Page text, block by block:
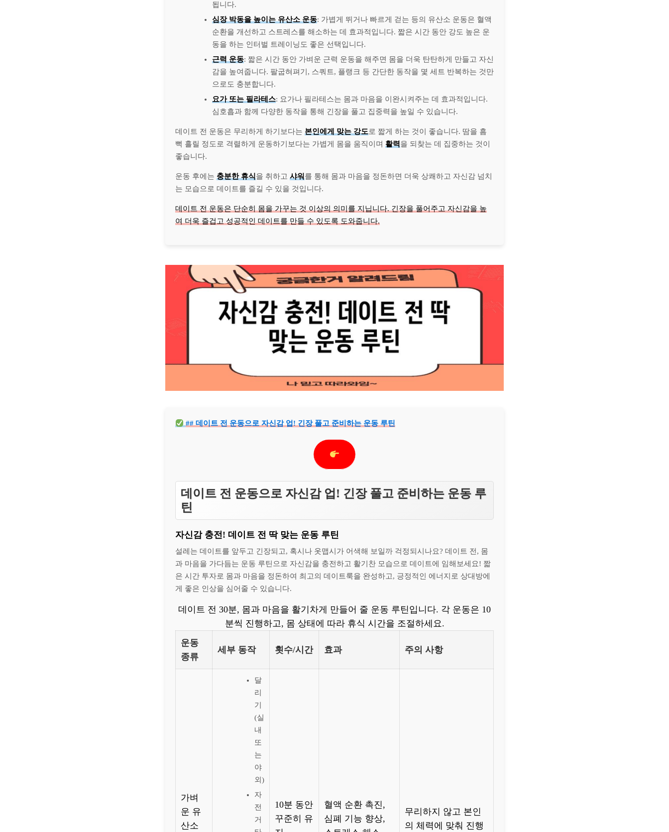
됩니다.
심장 박동을 높이는 유산소 운동: 가볍게 뛰거나 빠르게 걷는 등의 유산소 운동은 혈액
순환을 개선하고 스트레스를 해소하는 데 효과적입니다. 짧은 시간 동안 강도 높은 운
동을 하는 인터벌 트레이닝도 좋은 선택입니다.
근력 운동: 짧은 시간 동안 가벼운 근력 운동을 해주면 몸을 더욱 탄탄하게 만들고 자신
감을 높여줍니다. 팔굽혀펴기, 스쿼트, 플랭크 등 간단한 동작을 몇 세트 반복하는 것만
으로도 충분합니다.
요가 또는 필라테스: 요가나 필라테스는 몸과 마음을 이완시켜주는 데 효과적입니다.
심호흡과 함께 다양한 동작을 통해 긴장을 풀고 집중력을 높일 수 있습니다.
데이트 전 운동은 무리하게 하기보다는 본인에게 맞는 강도로 짧게 하는 것이 좋습니다. 땀을 흠
뻑 흘릴 정도로 격렬하게 운동하기보다는 가볍게 몸을 움직이며 활력을 되찾는 데 집중하는 것이
좋습니다.
운동 후에는 충분한 휴식을 취하고 샤워를 통해 몸과 마음을 정돈하면 더욱 상쾌하고 자신감 넘치
는 모습으로 데이트를 즐길 수 있을 것입니다.
데이트 전 운동은 단순히 몸을 가꾸는 것 이상의 의미를 지닙니다. 긴장을 풀어주고 자신감을 높
여 더욱 즐겁고 성공적인 데이트를 만들 수 있도록 도와줍니다.
## 데이트 전 운동으로 자신감 업! 긴장 풀고 준비하는 운동 루틴
데이트 전 운동으로 자신감 업! 긴장 풀고 준비하는 운동 루
틴
자신감 충전! 데이트 전 딱 맞는 운동 루틴
설레는 데이트를 앞두고 긴장되고, 혹시나 옷맵시가 어색해 보일까 걱정되시나요? 데이트 전, 몸
과 마음을 가다듬는 운동 루틴으로 자신감을 충전하고 활기찬 모습으로 데이트에 임해보세요! 짧
은 시간 투자로 몸과 마음을 정돈하여 최고의 데이트룩을 완성하고, 긍정적인 에너지로 상대방에
게 좋은 인상을 심어줄 수 있습니다.
데이트 전 30분, 몸과 마음을 활기차게 만들어 줄 운동 루틴입니다. 각 운동은 10
분씩 진행하고, 몸 상태에 따라 휴식 시간을 조절하세요.
운동
종류
세부 동작 횟수/시간 효과 주의 사항
가벼
운 유
산소
달
리
기
(실
내
또
는
야
외)
자
전
거
10분 동안
꾸준히 유
혈액 순환 촉진,
심폐 기능 향상,
무리하지 않고 본인
의 체력에 맞춰 진행